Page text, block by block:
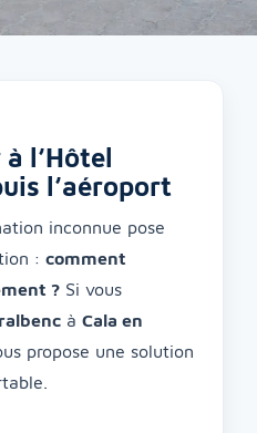
l’Hôtel
l’aéroport
inconnue pose
: comment
? Si vous
à Cala en
propose une solution